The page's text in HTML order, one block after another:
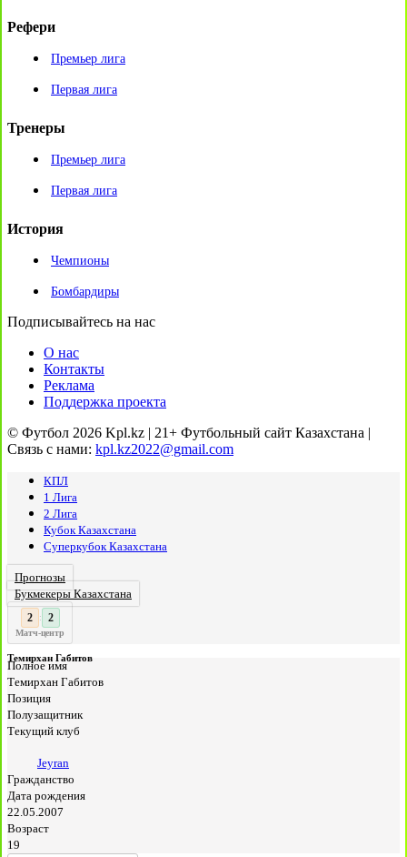
Рефери
Премьер лига
Первая лига
Тренеры
Премьер лига
Первая лига
История
Чемпионы
Бомбардиры
Подписывайтесь на нас
О нас
Контакты
Реклама
Поддержка проекта
© Футбол 2026 Kpl.kz | 21+ Футбольный сайт Казахстана |
Связь с нами: kpl.kz2022@gmail.com
КПЛ
1 Лига
2 Лига
Кубок Казахстана
Суперкубок Казахстана
Прогнозы
Букмекеры Казахстана
3 : 3
Матч-центр
Темирхан Габитов
Полное имя
Темирхан Габитов
Позиция
Полузащитник
Текущий клуб
Jeyran
Гражданство
Дата рождения
22.05.2007
Возраст
19